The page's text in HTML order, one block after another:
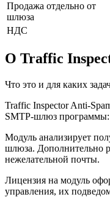
Продажа отдельно от
шлюза
НДС
О Traffic
Что это и для каких
Traffic Inspector Anti-
SMTP-шлюз программы:
Модуль анализирует
шлюза. Дополнительно
нежелательной почты.
Лицензия на модуль
управления, их